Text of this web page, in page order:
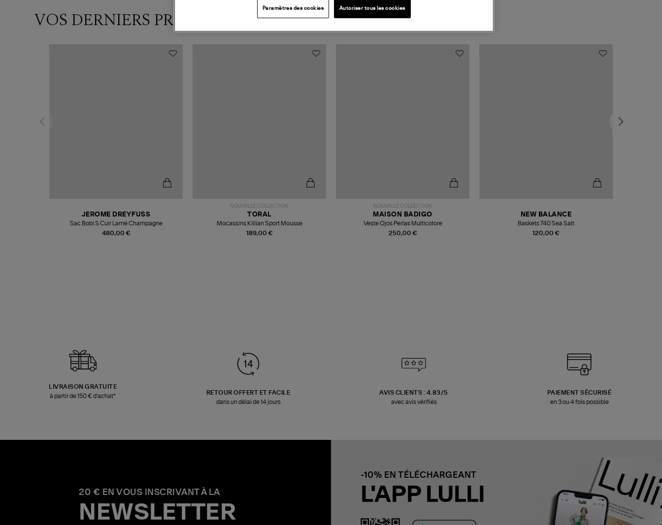
VOS DERNIERS PRODUITS VUS
480,00 €
JEROME DREYFUSS
Sac Bobi S Cuir Lamé Champagne
NOUVELLE COLLECTION
189,00 €
TORAL
Mocassins Killian Sport Mousse
NOUVELLE COLLECTION
250,00 €
MAISON BADIGO
Veste Ojos Perlas Multicolore
120,00 €
NEW BALANCE
Baskets 740 Sea Salt
LIVRAISON GRATUITE
à partir de 150 € d'achat*
RETOUR OFFERT ET FACILE
dans un délai de 14 jours
AVIS CLIENTS : 4.83/5
avec avis vérifiés
PAIEMENT SÉCURISÉ
en 3 ou 4 fois possible
20 € EN VOUS INSCRIVANT À LA
NEWSLETTER
-10% EN TÉLÉCHARGEANT
L'APP LULLI
Paramètres des cookies Autoriser tous les cookies